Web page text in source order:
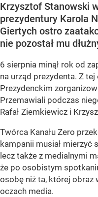
Krzysztof Stanowski
prezydentury Karola
Giertych ostro
nie pozostał mu
6 sierpnia minął rok od
na urząd prezydenta. Z tej
Prezydenckim
Przemawiali podczas
Rafał Ziemkiewicz i
Twórca Kanału Zero
kampanii musiał mierzyć
lecz także z medialnymi
że po osobistym
osobę niż ta, której obraz
oczach media.